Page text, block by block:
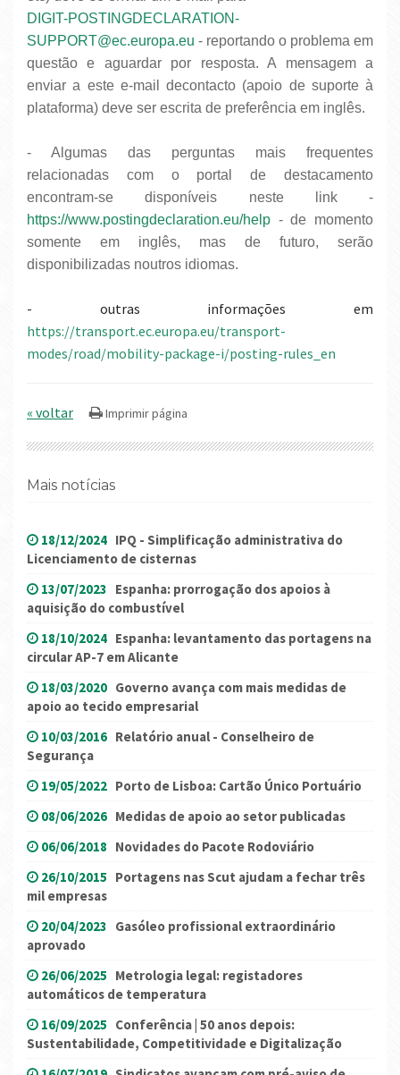
DIGIT-POSTINGDECLARATION-
SUPPORT@ec.europa.eu - reportando o problema em
questão e aguardar por resposta. A mensagem a
enviar a este e-mail decontacto (apoio de suporte à
plataforma) deve ser escrita de preferência em inglês.
- Algumas das perguntas mais frequentes
relacionadas com o portal de destacamento
encontram-se disponíveis neste link -
https://www.postingdeclaration.eu/help - de momento
somente em inglês, mas de futuro, serão
disponibilizadas noutros idiomas.
- outras informações em
https://transport.ec.europa.eu/transport-
modes/road/mobility-package-i/posting-rules_en
« voltar
Mais notícias
18/12/2024 IPQ - Simplificação administrativa do
Licenciamento de cisternas
13/07/2023 Espanha: prorrogação dos apoios à
aquisição do combustível
18/10/2024 Espanha: levantamento das portagens na
circular AP-7 em Alicante
18/03/2020 Governo avança com mais medidas de
apoio ao tecido empresarial
10/03/2016 Relatório anual - Conselheiro de
Segurança
19/05/2022 Porto de Lisboa: Cartão Único Portuário
08/06/2026 Medidas de apoio ao setor publicadas
06/06/2018 Novidades do Pacote Rodoviário
26/10/2015 Portagens nas Scut ajudam a fechar três
mil empresas
20/04/2023 Gasóleo profissional extraordinário
aprovado
26/06/2025 Metrologia legal: registadores
automáticos de temperatura
16/09/2025 Conferência | 50 anos depois:
Sustentabilidade, Competitividade e Digitalização